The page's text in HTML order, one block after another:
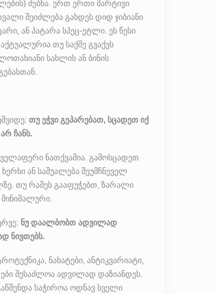
ძებნა. ერთ ერთი მარტივი
შეიძლება გახდეს დიდ ჯიბიანი
ან პატარა სპეც-ეტლი. ეს წესი
თუ საქმე გვაქვს
სახლის ან ბინის
თუ ეჭვი გეპარებათ, სცადეთ იქ
ჩანს.
ნათქვამია. გამოსცადეთ
ან საშუალება შეუმჩნეველ
თუ რამეს გააფუჭებთ, ზარალი
მინიმალური.
ნუ დაალბობთ ადვილად
ნივთებს.
ნახატები, ანტიკვარიატი,
შესაძლოა ადვილად დაზიანდეს.
საჭიროა ოდნავ სველი